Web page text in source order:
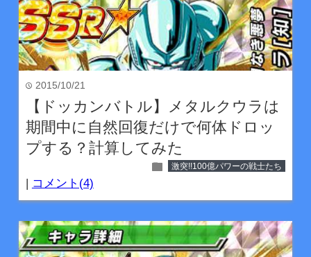
time 2015/10/21
【ドッカンバトル】メタルクウラは
期間中に自然回復だけで何体ドロッ
プする？計算してみた
folder 激突!!100億パワーの戦士たち
| コメント(4)